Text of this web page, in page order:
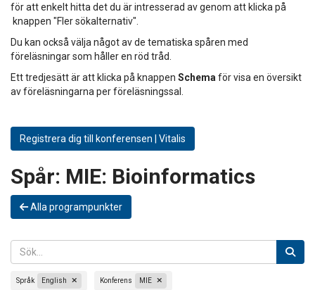
för att enkelt hitta det du är intresserad av genom att klicka på
knappen "Fler sökalternativ".
Du kan också välja något av de tematiska spåren med
föreläsningar som håller en röd tråd.
Ett tredjesätt är att klicka på knappen Schema för visa en översikt
av föreläsningarna per föreläsningssal.
Registrera dig till konferensen | Vitalis
Spår: MIE: Bioinformatics
Alla programpunkter
Språk English Konferens MIE